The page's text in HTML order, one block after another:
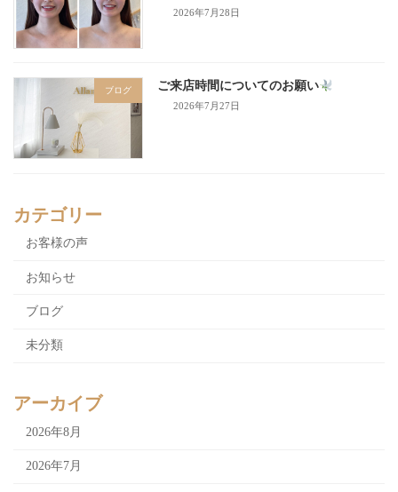
2026年7月28日
ブログ ご来店時間についてのお願い
2026年7月27日
カテゴリー
お客様の声
お知らせ
ブログ
未分類
アーカイブ
2026年8月
2026年7月